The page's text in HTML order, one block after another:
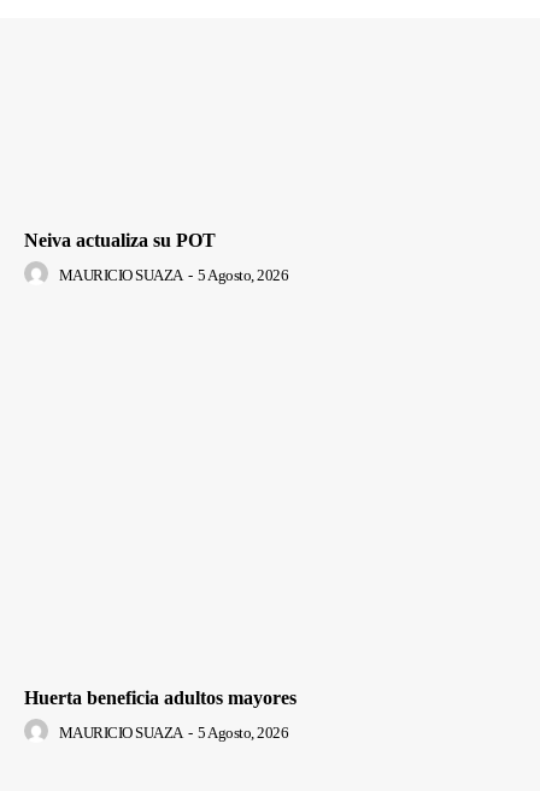
Neiva actualiza su POT
MAURICIO SUAZA - 5 Agosto, 2026
Huerta beneficia adultos mayores
MAURICIO SUAZA - 5 Agosto, 2026